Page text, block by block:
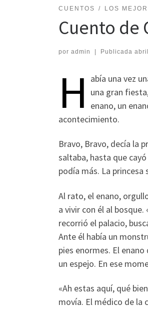
CUENTOS LOS
Cuento de
por admin Publicada
H
abía una vez
una gran
enano, un
acontecimiento.
Bravo, Bravo, decía la
saltaba, hasta que
podía más. La
Al rato, el enano,
a vivir con él al bosque.
recorrió el palacio,
Ante él había un
pies enormes. El
un espejo. En ese
«Ah estas aquí, qué
movía. El médico de la